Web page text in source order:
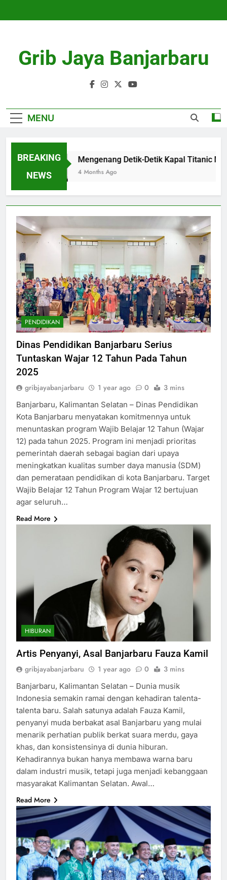
Grib Jaya Banjarbaru
MENU
BREAKING
NEWS
Mengenang Detik-Detik Kapal Titanic
4 Months Ago
PENDIDIKAN
Dinas Pendidikan Banjarbaru Serius
Tuntaskan Wajar 12 Tahun Pada Tahun
2025
gribjayabanjarbaru 1 year ago 0 3 mins
Banjarbaru, Kalimantan Selatan – Dinas Pendidikan
Kota Banjarbaru menyatakan komitmennya untuk
menuntaskan program Wajib Belajar 12 Tahun (Wajar
12) pada tahun 2025. Program ini menjadi prioritas
pemerintah daerah sebagai bagian dari upaya
meningkatkan kualitas sumber daya manusia (SDM)
dan pemerataan pendidikan di kota Banjarbaru. Target
Wajib Belajar 12 Tahun Program Wajar 12 bertujuan
agar seluruh…
Read More
HIBURAN
Artis Penyanyi, Asal Banjarbaru Fauza Kamil
gribjayabanjarbaru 1 year ago 0 3 mins
Banjarbaru, Kalimantan Selatan – Dunia musik
Indonesia semakin ramai dengan kehadiran talenta-
talenta baru. Salah satunya adalah Fauza Kamil,
penyanyi muda berbakat asal Banjarbaru yang mulai
menarik perhatian publik berkat suara merdu, gaya
khas, dan konsistensinya di dunia hiburan.
Kehadirannya bukan hanya membawa warna baru
dalam industri musik, tetapi juga menjadi kebanggaan
masyarakat Kalimantan Selatan. Awal…
Read More